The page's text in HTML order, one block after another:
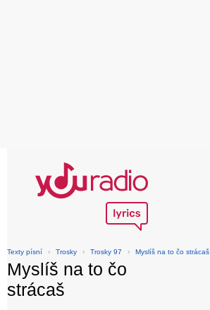
Texty písní › Trosky › Trosky 97 › Myslíš na to čo strácaš
Myslíš na to čo
strácaš